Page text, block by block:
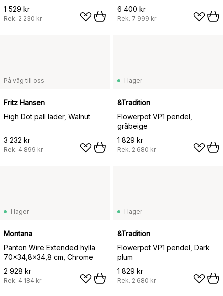
1 529 kr
Rek. 2 230 kr
6 400 kr
Rek. 7 999 kr
På väg till oss
Fritz Hansen
High Dot pall läder, Walnut
3 232 kr
Rek. 4 899 kr
I lager
&Tradition
Flowerpot VP1 pendel,
gråbeige
1 829 kr
Rek. 2 680 kr
I lager
Montana
Panton Wire Extended hylla
70x34,8x34,8 cm, Chrome
2 928 kr
Rek. 4 184 kr
I lager
&Tradition
Flowerpot VP1 pendel, Dark
plum
1 829 kr
Rek. 2 680 kr